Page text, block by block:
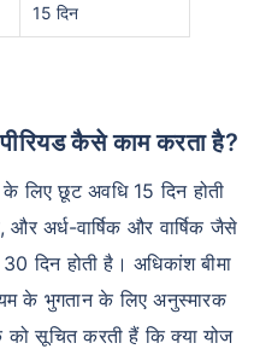
15 दिन
कैसे काम करता है?
लिए छूट अवधि 15 दिन होती
अर्ध-वार्षिक और वार्षिक जैसे
दिन होती है। अधिकांश बीमा
के भुगतान के लिए अनुस्मारक
सूचित करती हैं कि क्या योज